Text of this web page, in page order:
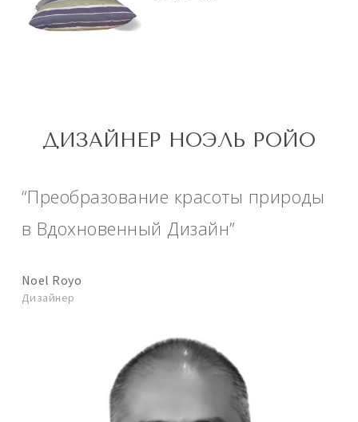
ДИЗАЙНЕР НОЭЛЬ РОЙО
“Преобразование красоты природы
в Вдохновенный Дизайн”
Noel Royo
Дизайнер